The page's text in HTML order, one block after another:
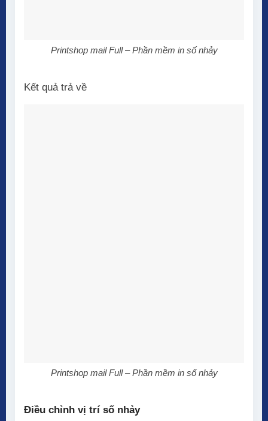
Printshop mail Full – Phần mềm in số nhảy
Kết quả trả về
Printshop mail Full – Phần mềm in số nhảy
Điều chỉnh vị trí số nhảy